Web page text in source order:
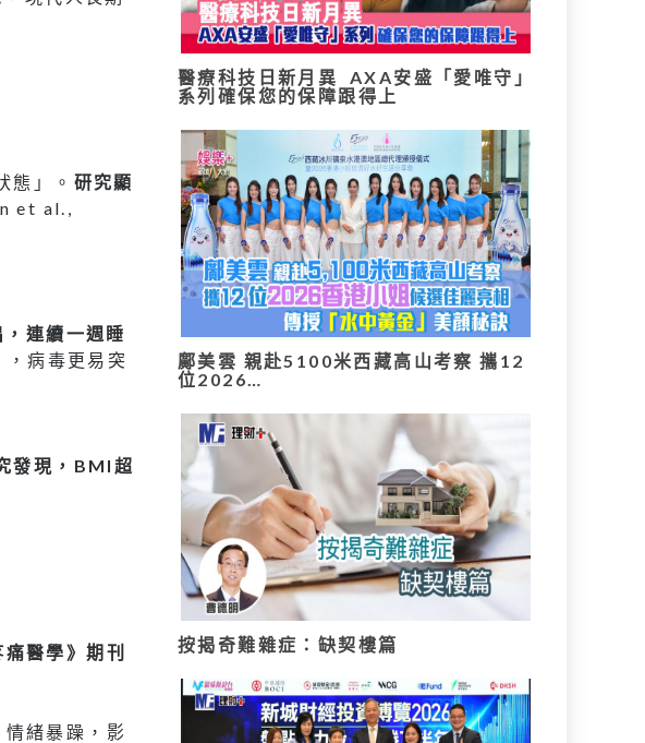
態」。 研究顯
et al.,
，連續一週睡
病毒更易突
發現，BMI超
痛醫學》期刊
緒暴躁，影
醫療科技日新月異 AXA安盛「愛唯守」
系列確保您的保障跟得上
鄺美雲 親赴5100米西藏高山考察 攜12
位2026…
按揭奇難雜症：缺契樓篇